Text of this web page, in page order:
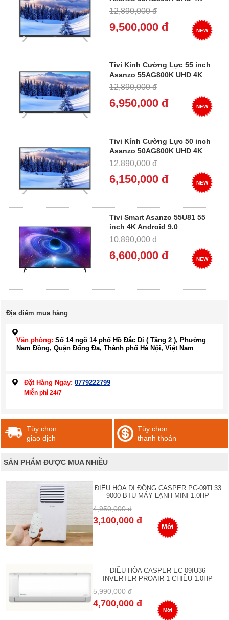
12,890,000 đ
9,500,000 đ NEW
Tivi Kính Cường Lực 55 inch
Asanzo 55AG800K UHD 4K
12,890,000 đ
6,950,000 đ NEW
Tivi Kính Cường Lực 50 inch
Asanzo 50AG800K UHD 4K
12,890,000 đ
6,150,000 đ NEW
Tivi Smart Asanzo 55U81 55
inch 4K Android 9.0
10,890,000 đ
6,600,000 đ NEW
Địa điểm mua hàng
Văn phòng: Số 14 ngõ 14 phố Hồ Đắc Di ( Tầng 2 ), Phường
Nam Đồng, Quận Đống Đa, Thành phố Hà Nội, Việt Nam
Đặt Hàng Ngay: 0779222799
Miễn phí 24/7
Tùy chọn
giao dịch
Tùy chọn
thanh thoán
SẢN PHẨM ĐƯỢC MUA NHIỀU
ĐIỀU HÒA DI ĐỘNG CASPER PC-09TL33
9000 BTU MÁY LẠNH MINI 1.0HP
4,950,000 đ
3,100,000 đ
Mới
ĐIỀU HÒA CASPER EC-09IU36
INVERTER PROAIR 1 CHIỀU 1.0HP
5,990,000 đ
4,700,000 đ
Mới